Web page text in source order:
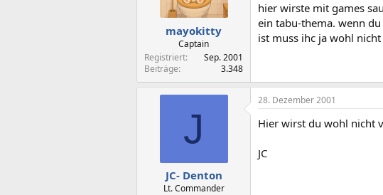
mayokitty
Captain
Registriert
Sep. 2001
Beiträge
3.348
hier wirste mit games
ein tabu-thema. wenn
ist muss ihc ja wohl
J
JC- Denton
Lt. Commander
28. Dezember 2001
Hier wirst du wohl nicht
JC